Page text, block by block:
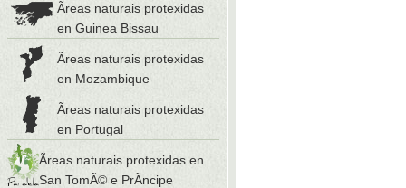
Ãreas naturais protexidas
en Guinea Bissau
Ãreas naturais protexidas
en Mozambique
Ãreas naturais protexidas
en Portugal
Ãreas naturais protexidas en
San TomÃ© e PrÃ­ncipe